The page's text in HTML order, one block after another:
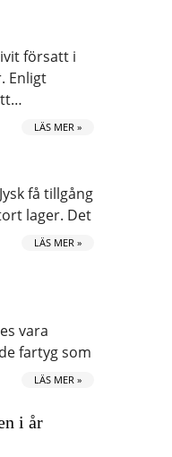
försatt i
Enligt
LÄS MER »
få tillgång
lager. Det
LÄS MER »
vara
fartyg som
LÄS MER »
i år